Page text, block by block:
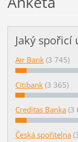
Jaký spořicí
Air Bank (3 745)
Citibank (3 365)
Creditas Banka (3
Česká spořitelna